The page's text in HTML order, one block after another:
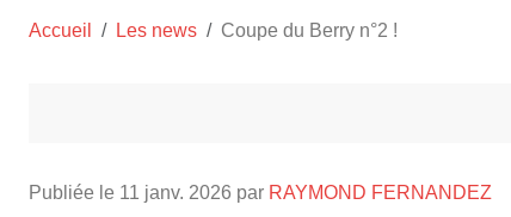
Accueil Les news Coupe du Berry n°2 !
Publiée le 11 janv. 2026 par RAYMOND FERNANDEZ